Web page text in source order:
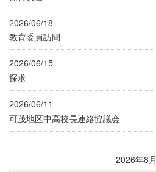
2026/06/18
教育委員訪問
2026/06/15
探求
2026/06/11
可茂地区中高校長連絡協議会
2026年8月